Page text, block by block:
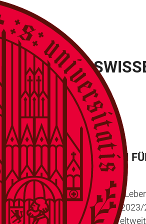
DEN
FÄCHERRANKING AUCH
präsentieren sich die
Ranking by Subject für
drei Plätze auf Rang 35 im